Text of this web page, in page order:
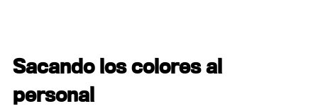
Sacando los colores al
personal